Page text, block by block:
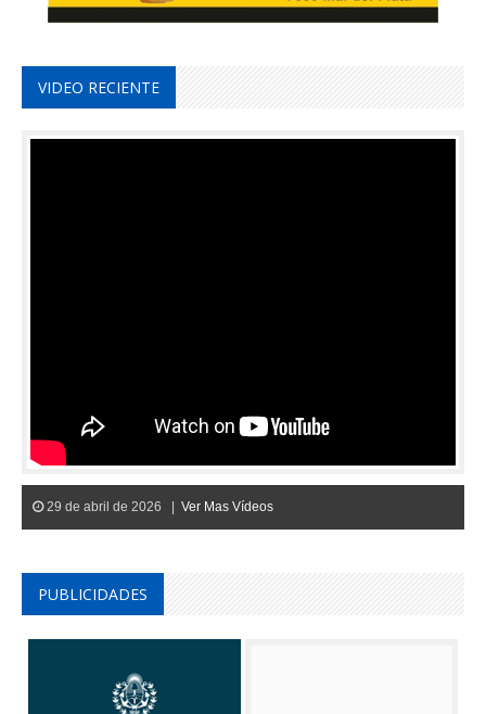
VIDEO RECIENTE
29 de abril de 2026 | Ver Mas Vídeos
PUBLICIDADES